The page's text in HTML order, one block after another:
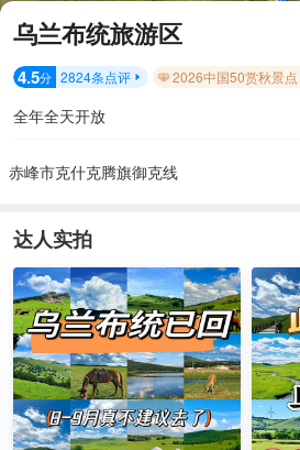
乌兰布统旅游区
4.5分 2824条点评  2026中国50赏秋景点
全年全天开放
赤峰市克什克腾旗御克线
达人实拍